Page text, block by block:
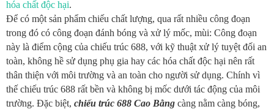
hóa chất độc hại.
Để có một sản phẩm chiếu chất lượng, qua rất nhiều công đoạn
trong đó có công đoạn đánh bóng và xử lý mốc, mùi: Công đoạn
này là điểm cộng của chiếu trúc 688, với kỹ thuật xử lý tuyệt đối an
toàn, không hề sử dụng phụ gia hay các hóa chất độc hại nên rất
thân thiện với môi trường và an toàn cho người sử dụng. Chính vì
thế chiếu trúc 688 rất bền và không bị mốc dưới tác động của môi
trường. Đặc biệt, chiếu trúc 688 Cao Bằng càng nằm càng bóng,